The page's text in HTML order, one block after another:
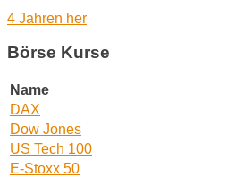
4 Jahren her
Börse Kurse
Name
DAX
Dow Jones
US Tech 100
E-Stoxx 50